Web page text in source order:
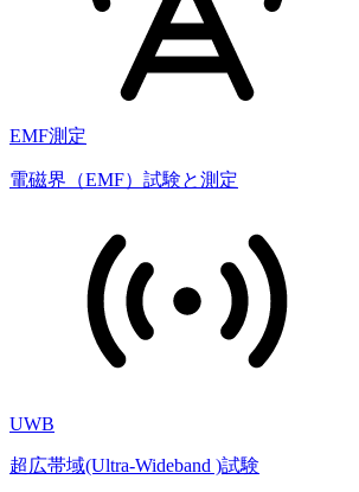
EMF測定
電磁界（EMF）試験と測定
UWB
超広帯域(Ultra-Wideband )試験